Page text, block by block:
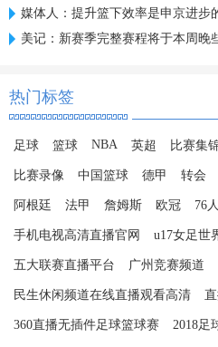
媒体人：提升篮下效率是申京进步的
美记：新赛季完整赛程将于本周晚
热门标签
足球 篮球 NBA 英超 比赛集
比赛录像 中国篮球 德甲 转会
阿根廷 法甲 詹姆斯 欧冠 76人
手机电视高清直播官网 u17女足世
五大联赛直播平台 广州竞赛频道
民生休闲频道在线直播观看高清
360直播无插件足球篮球赛 2018足